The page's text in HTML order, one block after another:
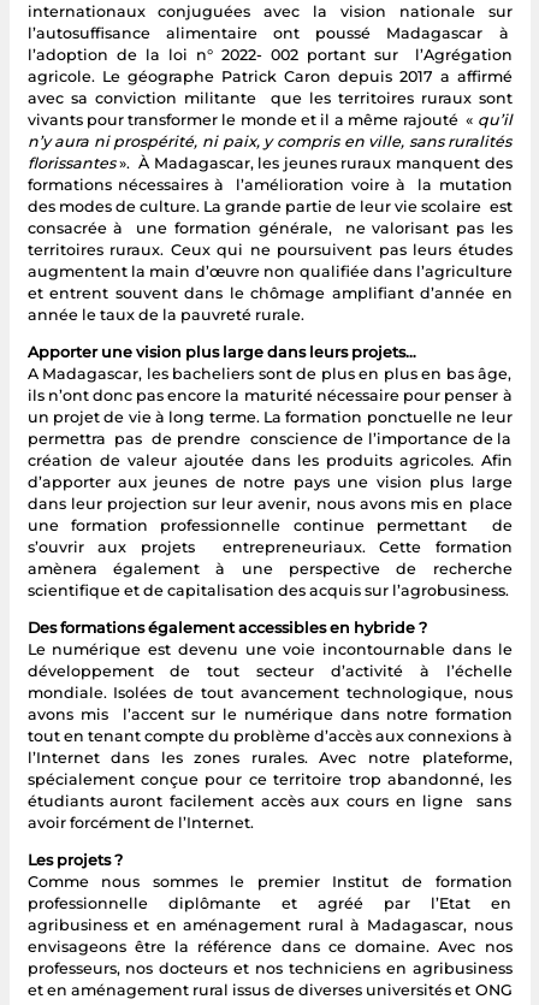
internationaux conjuguées avec la vision nationale sur
l’autosuffisance alimentaire ont poussé Madagascar à
l’adoption de la loi n° 2022- 002 portant sur l’Agrégation
agricole. Le géographe Patrick Caron depuis 2017 a affirmé
avec sa conviction militante que les territoires ruraux sont
vivants pour transformer le monde et il a même rajouté « qu’il
n’y aura ni prospérité, ni paix, y compris en ville, sans ruralités
florissantes». À Madagascar, les jeunes ruraux manquent des
formations nécessaires à l’amélioration voire à la mutation
des modes de culture. La grande partie de leur vie scolaire est
consacrée à une formation générale, ne valorisant pas les
territoires ruraux. Ceux qui ne poursuivent pas leurs études
augmentent la main d’œuvre non qualifiée dans l’agriculture
et entrent souvent dans le chômage amplifiant d’année en
année le taux de la pauvreté rurale.
Apporter une vision plus large dans leurs projets…
A Madagascar, les bacheliers sont de plus en plus en bas âge,
ils n’ont donc pas encore la maturité nécessaire pour penser à
un projet de vie à long terme. La formation ponctuelle ne leur
permettra pas de prendre conscience de l’importance de la
création de valeur ajoutée dans les produits agricoles. Afin
d’apporter aux jeunes de notre pays une vision plus large
dans leur projection sur leur avenir, nous avons mis en place
une formation professionnelle continue permettant de
s’ouvrir aux projets entrepreneuriaux. Cette formation
amènera également à une perspective de recherche
scientifique et de capitalisation des acquis sur l’agrobusiness.
Des formations également accessibles en hybride ?
Le numérique est devenu une voie incontournable dans le
développement de tout secteur d’activité à l’échelle
mondiale. Isolées de tout avancement technologique, nous
avons mis l’accent sur le numérique dans notre formation
tout en tenant compte du problème d’accès aux connexions à
l’Internet dans les zones rurales. Avec notre plateforme,
spécialement conçue pour ce territoire trop abandonné, les
étudiants auront facilement accès aux cours en ligne sans
avoir forcément de l’Internet.
Les projets ?
Comme nous sommes le premier Institut de formation
professionnelle diplômante et agréé par l’Etat en
agribusiness et en aménagement rural à Madagascar, nous
envisageons être la référence dans ce domaine. Avec nos
professeurs, nos docteurs et nos techniciens en agribusiness
et en aménagement rural issus de diverses universités et ONG